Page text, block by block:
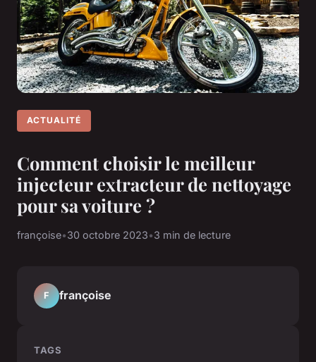
ACTUALITÉ
Comment choisir le meilleur
injecteur extracteur de nettoyage
pour sa voiture ?
françoise•30 octobre 2023•3 min de lecture
F françoise
TAGS